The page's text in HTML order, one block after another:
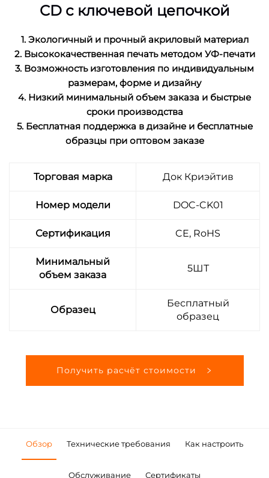
CD с ключевой цепочкой
1. Экологичный и прочный акриловый материал
2. Высококачественная печать методом УФ-печати
3. Возможность изготовления по индивидуальным
размерам, форме и дизайну
4. Низкий минимальный объем заказа и быстрые
сроки производства
5. Бесплатная поддержка в дизайне и бесплатные
образцы при оптовом заказе
Торговая марка Док Криэйтив
Номер модели DOC-CK01
Сертификация CE, RoHS
Минимальный
объем заказа
5ШТ
Образец
Бесплатный
образец
Получить расчёт стоимости
Обзор Технические требования Как настроить
Обслуживание Сертификаты